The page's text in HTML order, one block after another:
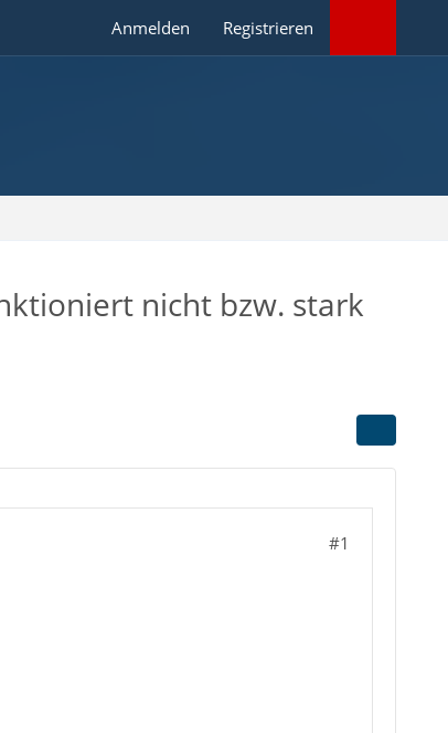
Anmelden Registrieren
nicht bzw. stark
#1